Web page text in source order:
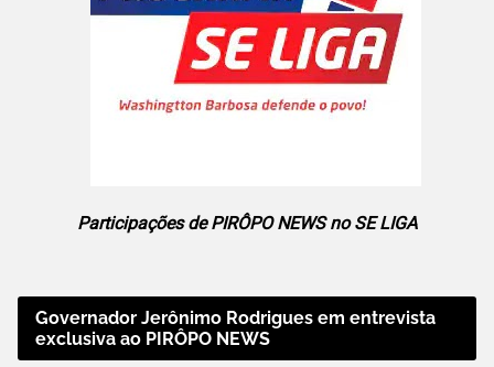
Participações de PIRÔPO NEWS no SE LIGA
Governador Jerônimo Rodrigues em entrevista
exclusiva ao PIRÔPO NEWS